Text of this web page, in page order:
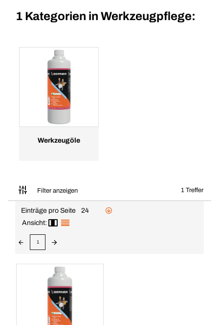
1 Kategorien in Werkzeugpflege:
Werkzeugöle
Filter anzeigen 1 Treffer
Einträge pro Seite
24
Ansicht:
1